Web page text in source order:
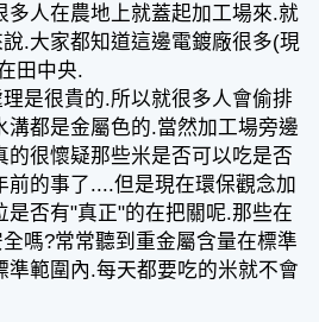
多人在農地上就蓋起加工場來.就
.大家都知道這邊電鍍廠很多(現
田中央.
是很貴的.所以就很多人會偷排
溝都是金屬色的.當然加工場旁邊
的很懷疑那些米是否可以吃是否
前的事了....但是現在環保觀念加
是否有"真正"的在把關呢.那些在
嗎?常常聽到重金屬含量在標準
準範圍內.每天都要吃的米就不會